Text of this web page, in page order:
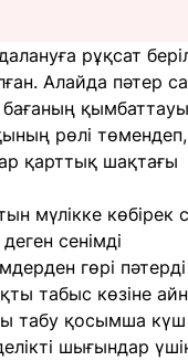
рұқсат
Алайда пәтер
рөлі төмендеп,
қарттық шақтағы
мүлікке көбірек
сенімді
гөрі пәтерді
табыс көзіне
табу қосымша
шығындар